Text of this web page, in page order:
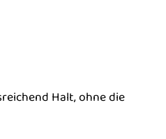
Halt, ohne die